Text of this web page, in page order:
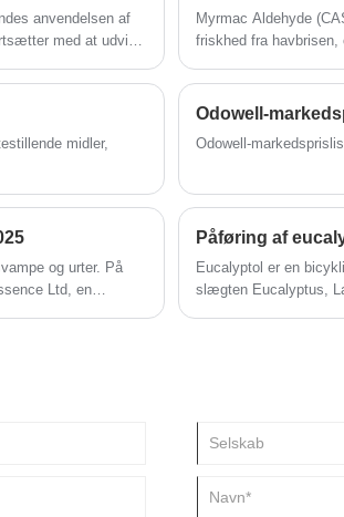
anvendelsen af
med at udvide
Myrmac Aldehyde
friskhed fra havbrisen,
duftsammensætninger.
midler,
Odowell-
Odowell-
og urter. På
Ltd, en
Påføring af
Eucalyptol er en
slægten Eucalyptus,
blodtrykket, beskytte
og kosmetik.